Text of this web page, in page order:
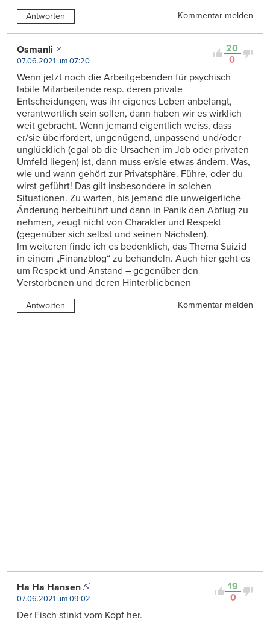
Antworten Kommentar melden
20
0
Osmanli
07.06.2021 um 07:20
Wenn jetzt noch die Arbeitgebenden für psychisch
labile Mitarbeitende resp. deren private
Entscheidungen, was ihr eigenes Leben anbelangt,
verantwortlich sein sollen, dann haben wir es wirklich
weit gebracht. Wenn jemand eigentlich weiss, dass
er/sie überfordert, ungenügend, unpassend und/oder
unglücklich (egal ob die Ursachen im Job oder privaten
Umfeld liegen) ist, dann muss er/sie etwas ändern. Was,
wie und wann gehört zur Privatsphäre. Führe, oder du
wirst geführt! Das gilt insbesondere in solchen
Situationen. Zu warten, bis jemand die unweigerliche
Änderung herbeiführt und dann in Panik den Abflug zu
nehmen, zeugt nicht von Charakter und Respekt
(gegenüber sich selbst und seinen Nächsten).
Im weiteren finde ich es bedenklich, das Thema Suizid
in einem „Finanzblog“ zu behandeln. Auch hier geht es
um Respekt und Anstand – gegenüber den
Verstorbenen und deren Hinterbliebenen
Antworten Kommentar melden
19
0
Ha Ha Hansen
07.06.2021 um 09:02
Der Fisch stinkt vom Kopf her.